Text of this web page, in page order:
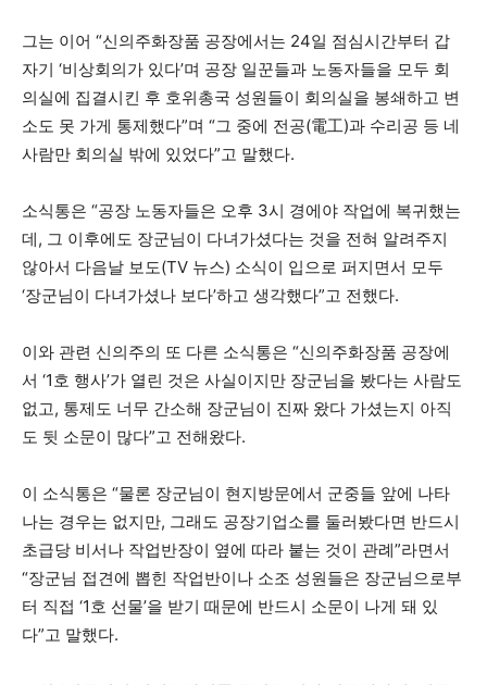
그는 이어 “신의주화장품 공장에서는 24일 점심시간부터 갑
자기 ‘비상회의가 있다’며 공장 일꾼들과 노동자들을 모두 회
의실에 집결시킨 후 호위총국 성원들이 회의실을 봉쇄하고 변
소도 못 가게 통제했다”며 “그 중에 전공(電工)과 수리공 등 네
사람만 회의실 밖에 있었다”고 말했다.
소식통은 “공장 노동자들은 오후 3시 경에야 작업에 복귀했는
데, 그 이후에도 장군님이 다녀가셨다는 것을 전혀 알려주지
않아서 다음날 보도(TV 뉴스) 소식이 입으로 퍼지면서 모두
‘장군님이 다녀가셨나 보다’하고 생각했다”고 전했다.
이와 관련 신의주의 또 다른 소식통은 “신의주화장품 공장에
서 ‘1호 행사’가 열린 것은 사실이지만 장군님을 봤다는 사람도
없고, 통제도 너무 간소해 장군님이 진짜 왔다 가셨는지 아직
도 뒷 소문이 많다”고 전해왔다.
이 소식통은 “물론 장군님이 현지방문에서 군중들 앞에 나타
나는 경우는 없지만, 그래도 공장기업소를 둘러봤다면 반드시
초급당 비서나 작업반장이 옆에 따라 붙는 것이 관례”라면서
“장군님 접견에 뽑힌 작업반이나 소조 성원들은 장군님으로부
터 직접 ‘1호 선물’을 받기 때문에 반드시 소문이 나게 돼 있
다”고 말했다.